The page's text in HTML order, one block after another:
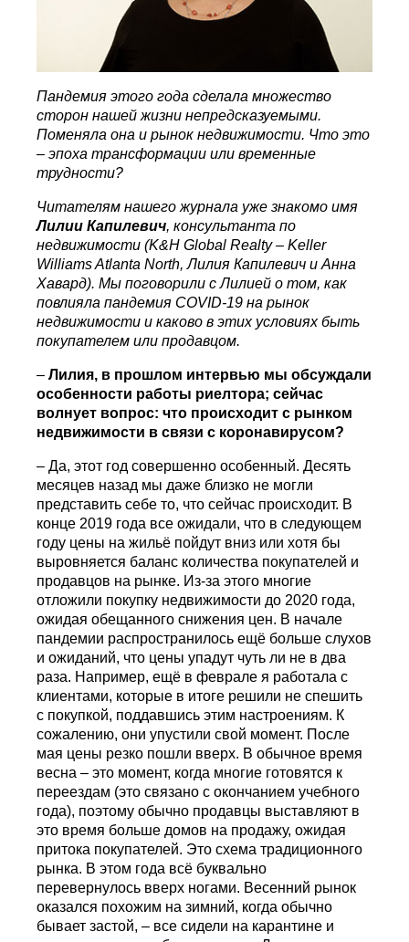
Пандемия этого года сделала множество
сторон нашей жизни непредсказуемыми.
Поменяла она и рынок недвижимости. Что это
– эпоха трансформации или временные
трудности?
Читателям нашего журнала уже знакомо имя
Лилии Капилевич, консультанта по
недвижимости (K&H Global Realty – Keller
Williams Atlanta North, Лилия Капилевич и Анна
Хавард). Мы поговорили с Лилией о том, как
повлияла пандемия COVID-19 на рынок
недвижимости и каково в этих условиях быть
покупателем или продавцом.
–Лилия, в прошлом интервью мы обсуждали
особенности работы риелтора; сейчас
волнует вопрос: что происходит с рынком
недвижимости в связи с коронавирусом?
– Да, этот год совершенно особенный. Десять
месяцев назад мы даже близко не могли
представить себе то, что сейчас происходит. В
конце 2019 года все ожидали, что в следующем
году цены на жильё пойдут вниз или хотя бы
выровняется баланс количества покупателей и
продавцов на рынке. Из-за этого многие
отложили покупку недвижимости до 2020 года,
ожидая обещанного снижения цен. В начале
пандемии распространилось ещё больше слухов
и ожиданий, что цены упадут чуть ли не в два
раза. Например, ещё в феврале я работала с
клиентами, которые в итоге решили не спешить
с покупкой, поддавшись этим настроениям. К
сожалению, они упустили свой момент. После
мая цены резко пошли вверх. В обычное время
весна – это момент, когда многие готовятся к
переездам (это связано с окончанием учебного
года), поэтому обычно продавцы выставляют в
это время больше домов на продажу, ожидая
притока покупателей. Это схема традиционного
рынка. В этом года всё буквально
перевернулось вверх ногами. Весенний рынок
оказался похожим на зимний, когда обычно
бывает застой, – все сидели на карантине и